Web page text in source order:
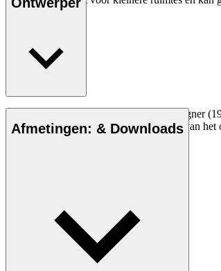
De Deense meubelontwerper Hans J. Wegner
vakmanschap en compromisloze aanpak van
Afmetingen: & Downloads